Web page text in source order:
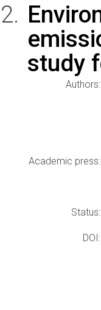
study
Authors:
Academic press:
Status:
DOI: